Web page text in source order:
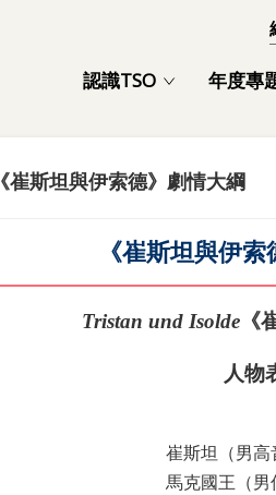
認識TSO 年度專
《崔斯坦與伊索德》劇情大綱
《崔斯坦與伊
Tristan und Isolde 《
人物
崔斯坦（男
馬克國王（